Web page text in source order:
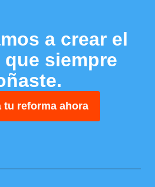
a crear el
siempre
tu reforma ahora